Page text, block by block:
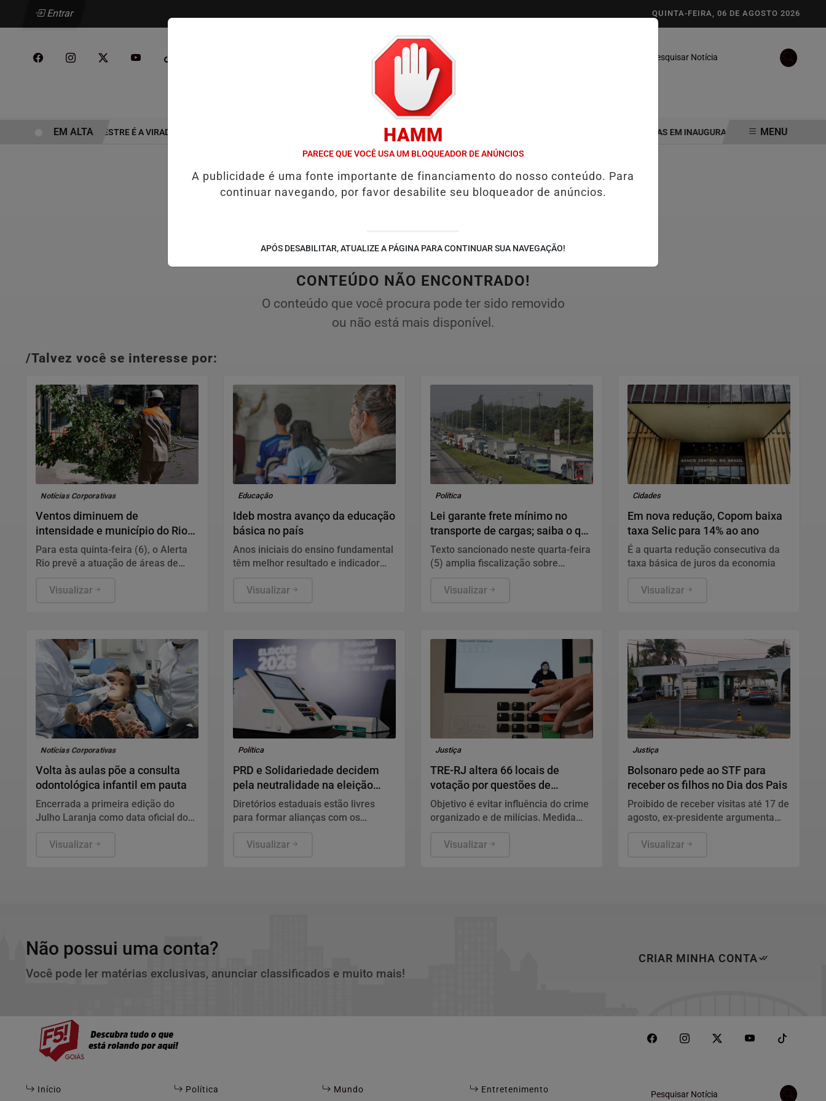
Entrar QUINTA-FEIRA, 06 DE AGOSTO 2026
Pesquisar Notícia
EDIÇÕES NOTÍCIAS
SEGUNDO SEMESTRE É A VIRADA DO VAREJO ÓPTICO EM 2026 WELTON LEMOS REÚNE LIDERANÇAS DE MAIS DE 70 MUNICÍPIOS E CERCA DE 500 PESSOAS EM INAUGURAÇÃO HISTÓRICA DE
EM ALTA MENU
CONTEÚDO NÃO ENCONTRADO!
O conteúdo que você procura pode ter sido removido
ou não está mais disponível.
/Talvez você se interesse por:
Notícias Corporativas
Ventos diminuem de
intensidade e município do Rio
volta ao Estágio 1
Para esta quinta-feira (6), o Alerta
Rio prevê a atuação de áreas de
moderados, entre 18,5 km/h e 51,9
Visualizar
Educação
Ideb mostra avanço da educação
básica no país
Anos iniciais do ensino fundamental
têm melhor resultado e indicador
Visualizar
Política
Lei garante frete mínimo no
transporte de cargas; saiba o que
muda
Texto sancionado neste quarta-feira
(5) amplia fiscalização sobre
Visualizar
Cidades
Em nova redução, Copom baixa
taxa Selic para 14% ao ano
É a quarta redução consecutiva da
taxa básica de juros da economia
Visualizar
Notícias Corporativas
Volta às aulas põe a consulta
odontológica infantil em pauta
Encerrada a primeira edição do
Julho Laranja como data oficial do
salas de aula abre uma nova janela
Visualizar
Política
PRD e Solidariedade decidem
pela neutralidade na eleição
presidencial
Diretórios estaduais estão livres
para formar alianças com os
Visualizar
Justiça
TRE-RJ altera 66 locais de
votação por questões de
segurança
Objetivo é evitar influência do crime
organizado e de milícias. Medida
de 20 das 92 cidades fluminenses.
Visualizar
Justiça
Bolsonaro pede ao STF para
receber os filhos no Dia dos Pais
Proibido de receber visitas até 17 de
agosto, ex-presidente argumenta
humanitário.
Visualizar
Não possui uma conta?
Você pode ler matérias exclusivas, anunciar classificados e muito mais!
CRIAR MINHA CONTA
Início Política Mundo Entretenimento
HAMM
PARECE QUE VOCÊ USA UM BLOQUEADOR DE ANÚNCIOS
A publicidade é uma fonte importante de financiamento do nosso conteúdo. Para
continuar navegando, por favor desabilite seu bloqueador de anúncios.
APÓS DESABILITAR, ATUALIZE A PÁGINA PARA CONTINUAR SUA NAVEGAÇÃO!